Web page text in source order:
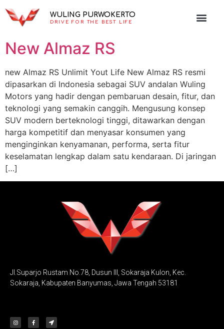
WULING PURWOKERTO
DRIVE FOR THE BEST LIFE
New Almaz RS
new Almaz RS Unlimit Yout Life New Almaz RS resmi
dipasarkan di Indonesia sebagai SUV andalan Wuling
Motors yang hadir dengan pembaruan desain, fitur, dan
teknologi yang semakin canggih. Mengusung konsep
SUV modern berteknologi tinggi, ditawarkan dengan
harga kompetitif dan menyasar konsumen yang
menginginkan kenyamanan, performa, serta fitur
keselamatan lengkap dalam satu kendaraan. Di jaringan
[…]
Jl.Suparjo Rustam No.78, Dusun III, Sokaraja Kulon, Kec.
Sokaraja, Kabupaten Banyumas, Jawa Tengah 53181